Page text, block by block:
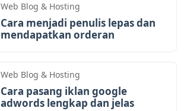
Web Blog & Hosting
Cara menjadi penulis lepas dan
mendapatkan orderan
Web Blog & Hosting
Cara pasang iklan google
adwords lengkap dan jelas